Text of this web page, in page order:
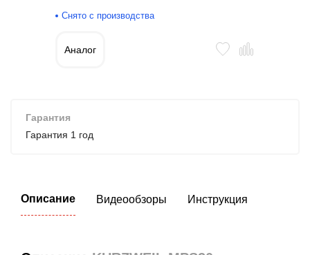
Снято с производства
Аналог
Гарантия
Гарантия 1 год
Описание Видеообзоры Инструкция